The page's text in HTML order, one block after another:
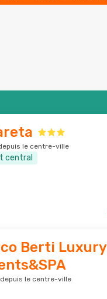
le centre-ville
central
Berti Luxury
depuis le centre-ville